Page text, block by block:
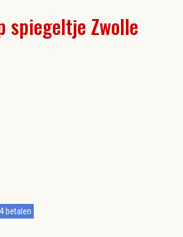
spiegeltje Zwolle
betalen